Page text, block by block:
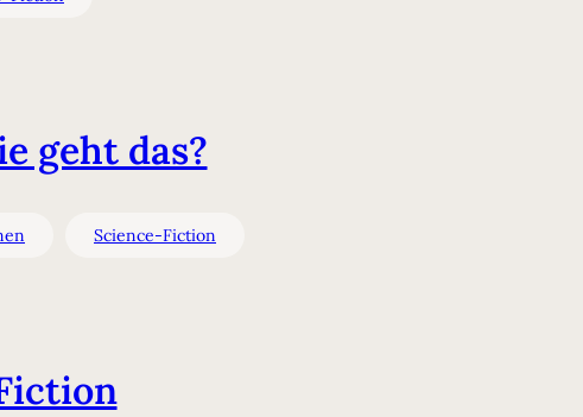
geht das?
Science-Fiction